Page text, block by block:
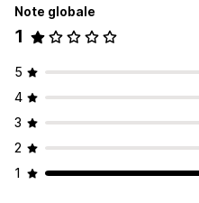
Note globale
1
5
4
3
2
1